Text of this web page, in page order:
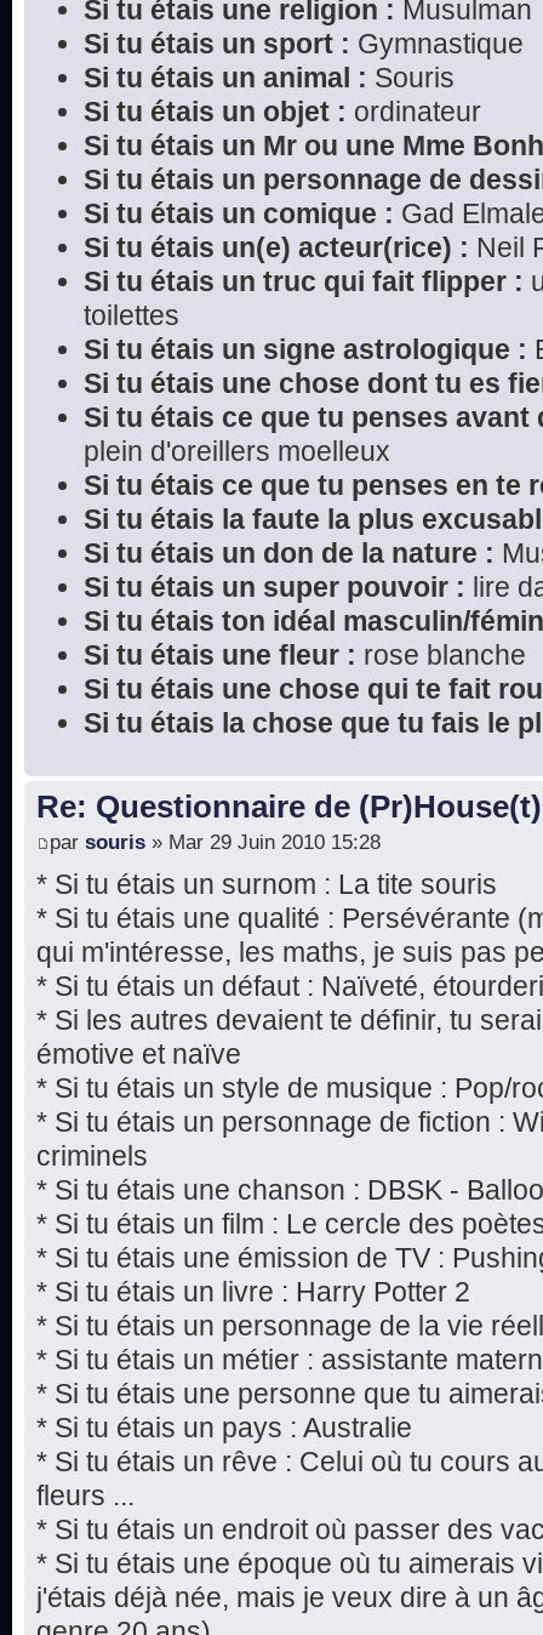
Si tu étais une religion : Musulman
Si tu étais un sport : Gymnastique
Si tu étais un animal : Souris
Si tu étais un objet : ordinateur
Si tu étais un Mr ou une Mme
Si tu étais un personnage de
Si tu étais un comique : Gad
Si tu étais un(e) acteur(rice) : Neil
Si tu étais un truc qui fait flipper :
toilettes
Si tu étais un signe astrologique :
Si tu étais une chose dont tu es
Si tu étais ce que tu penses avant
plein d'oreillers moelleux
Si tu étais ce que tu penses en te
Si tu étais la faute la plus
Si tu étais un don de la nature :
Si tu étais un super pouvoir : lire
Si tu étais ton idéal masculin/
Si tu étais une fleur : rose blanche
Si tu étais une chose qui te fait
Si tu étais la chose que tu fais le
Re: Questionnaire de (Pr)House(t)
par souris » Mar 29 Juin 2010 15:28
* Si tu étais un surnom : La tite souris
* Si tu étais une qualité : Persévérante
qui m'intéresse, les maths, je suis pas
* Si tu étais un défaut : Naïveté,
* Si les autres devaient te définir, tu
émotive et naïve
* Si tu étais un style de musique : Pop/
* Si tu étais un personnage de fiction :
criminels
* Si tu étais une chanson : DBSK -
* Si tu étais un film : Le cercle des
* Si tu étais une émission de TV :
* Si tu étais un livre : Harry Potter 2
* Si tu étais un personnage de la vie
* Si tu étais un métier : assistante
* Si tu étais une personne que tu
* Si tu étais un pays : Australie
* Si tu étais un rêve : Celui où tu cours
fleurs ...
* Si tu étais un endroit où passer des
* Si tu étais une époque où tu aimerais
j'étais déjà née, mais je veux dire à un